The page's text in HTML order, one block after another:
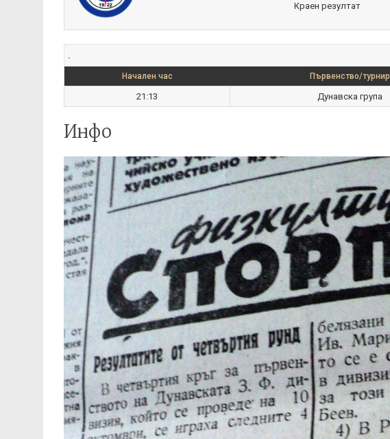
Краен резултат
.
Начален час Първенство/турнир
21:13 Дунавска група
Инфо